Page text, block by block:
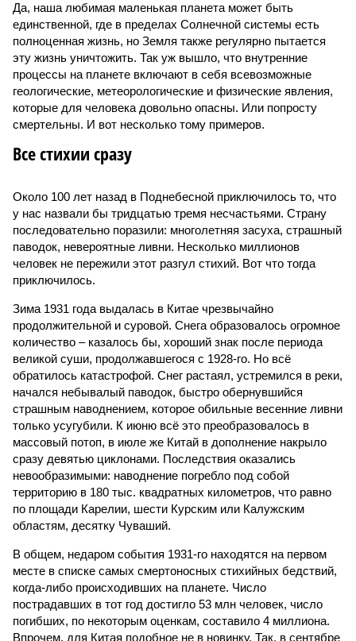
Да, наша любимая маленькая планета может быть
единственной, где в пределах Солнечной системы есть
полноценная жизнь, но Земля также регулярно пытается
эту жизнь уничтожить. Так уж вышло, что внутренние
процессы на планете включают в себя всевозможные
геологические, метеорологические и физические явления,
которые для человека довольно опасны. Или попросту
смертельны. И вот несколько тому примеров.
Все стихии сразу
Около 100 лет назад в Поднебесной приключилось то, что
у нас назвали бы тридцатью тремя несчастьями. Страну
последовательно поразили: многолетняя засуха, страшный
паводок, невероятные ливни. Несколько миллионов
человек не пережили этот разгул стихий. Вот что тогда
приключилось.
Зима 1931 года выдалась в Китае чрезвычайно
продолжительной и суровой. Снега образовалось огромное
количество – казалось бы, хороший знак после периода
великой суши, продолжавшегося с 1928-го. Но всё
обратилось катастрофой. Снег растаял, устремился в реки,
начался небывалый паводок, быстро обернувшийся
страшным наводнением, которое обильные весенние ливни
только усугубили. К июню всё это преобразовалось в
массовый потоп, в июле же Китай в дополнение накрыло
сразу девятью циклонами. Последствия оказались
невообразимыми: наводнение погребло под собой
территорию в 180 тыс. квадратных километров, что равно
по площади Карелии, шести Курским или Калужским
областям, десятку Чуваший.
В общем, недаром события 1931-го находятся на первом
месте в списке самых смертоносных стихийных бедствий,
когда-либо происходивших на планете. Число
пострадавших в тот год достигло 53 млн человек, число
погибших, по некоторым оценкам, составило 4 миллиона.
Впрочем, для Китая подобное не в новинку. Так, в сентябре